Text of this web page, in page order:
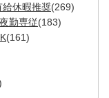
給休暇推奨(269)
夜勤専従(183)
(161)